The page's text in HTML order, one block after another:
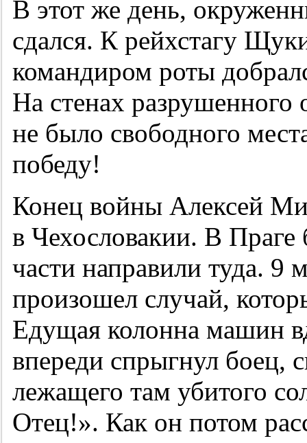
В этот же день,
сдался. К рейхстагу
командиром роты
На стенах
не было свободного
победу!
Конец войны Алексей
в Чехословакии. В
части направили туда. 9
произошел случай,
Едущая колонна машин
впереди спрыгнул боец,
лежащего там убитого
Отец!». Как он потом